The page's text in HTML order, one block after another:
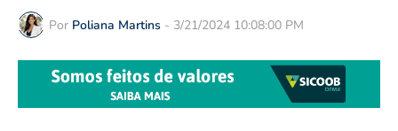
Por Poliana Martins - 3/21/2024 10:08:00 PM